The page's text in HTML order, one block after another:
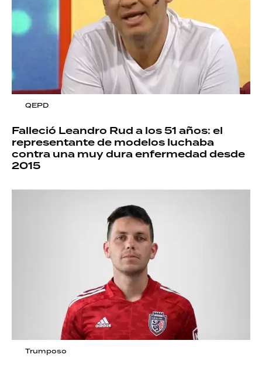
QEPD
Falleció Leandro Rud a los 51 años: el
representante de modelos luchaba
contra una muy dura enfermedad desde
2015
Trumposo